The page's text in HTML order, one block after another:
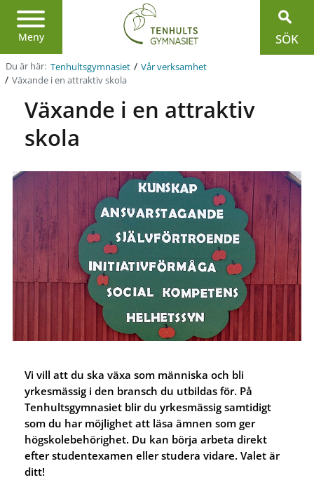
Meny
Region
Jönköpings
län
SÖK
Du är här: Tenhultsgymnasiet / Vår verksamhet
/ Växande i en attraktiv skola
Växande i en attraktiv
skola
Vi vill att du ska växa som människa och bli
yrkesmässig i den bransch du utbildas för. På
Tenhultsgymnasiet blir du yrkesmässig samtidigt
som du har möjlighet att läsa ämnen som ger
högskolebehörighet. Du kan börja arbeta direkt
efter studentexamen eller studera vidare. Valet är
ditt!